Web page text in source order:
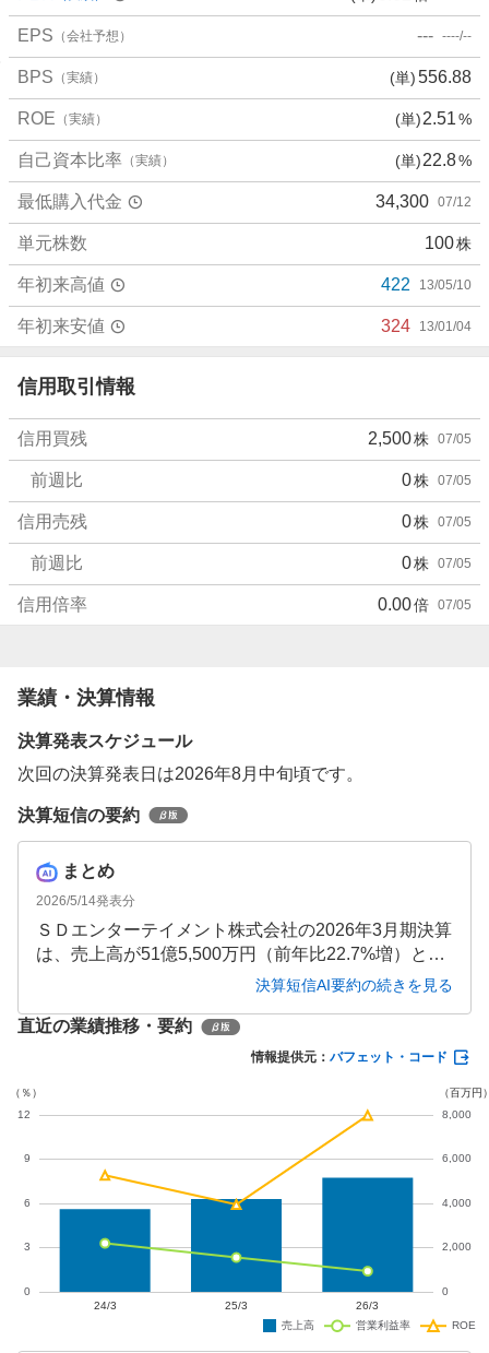
EPS （会社予想） --- ----/--
BPS （実績） (単)556.88
ROE （実績） (単)2.51%
自己資本比率 （実績） (単)22.8%
最低購入代金 34,300 07/12
単元株数 100株
年初来高値 422 13/05/10
年初来安値 324 13/01/04
信用取引情報
信用買残 2,500株 07/05
前週比 0株 07/05
信用売残 0株 07/05
前週比 0株 07/05
信用倍率 0.00倍 07/05
業績・決算情報
決算発表スケジュール
次回の決算発表日は2026年8月中旬頃です。
決算短信の要約
まとめ
2026/5/14発表分
ＳＤエンターテイメント株式会社の2026年3月期決算
は、売上高が51億5,500万円（前年比22.7%増）と大
幅に伸長しました。ウェルネス事業、特に保育・介
により営業利益は26.7%減となりました。一方で、補
助金収入等により親会社株主に帰属する当期純利益
決算短信AI要約の続きを見る
直近の業績推移・要約
情報提供元： バフェット・コード